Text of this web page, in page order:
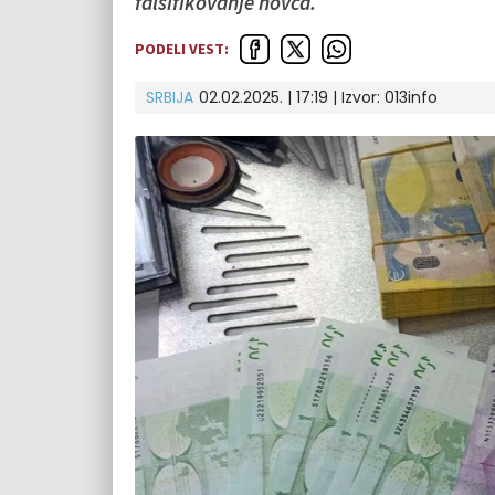
PODELI VEST:
SRBIJA 02.02.2025. | 17:19 | Izvor: 013info